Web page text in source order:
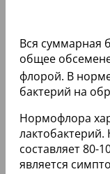
Вся суммарная
общее
флорой. В
бактерий на
Нормофлора
составляет 80-
является